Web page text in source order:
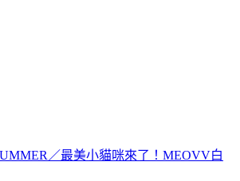
！大谷翔平10局超前安 道奇成功終止7